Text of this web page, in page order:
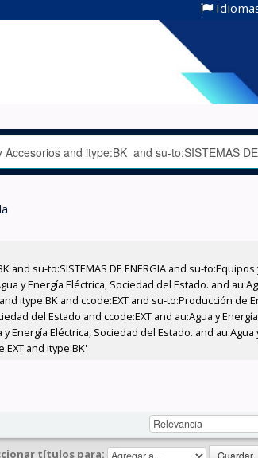
su-to:SISTEMAS DE ENERGIA and su-
y Energía Eléctrica, Sociedad del Estado. and
itype:BK and ccode:EXT and su-to:Producción de
del Estado and ccode:EXT and au:Agua y
Eléctrica, Sociedad del Estado. and au:Agua
and itype:BK'
títulos para: